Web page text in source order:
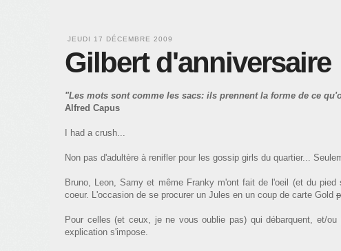
JEUDI 17 DÉCEMBRE 2009
Gilbert d'anniversaire
"Les mots sont comme les sacs: ils prennent la forme de ce
Alfred Capus
I had a crush...
Non pas d'adultère à renifler pour les gossip girls du quartier...
Bruno, Leon, Samy et même Franky m'ont fait de l'oeil (et du
coeur. L'occasion de se procurer un Jules en un coup de carte Gold
Pour celles (et ceux, je ne vous oublie pas) qui débarquent, et/
explication s'impose.